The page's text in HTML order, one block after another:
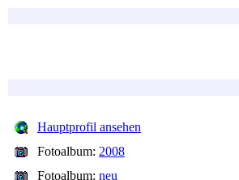
Hauptprofil ansehen
Fotoalbum: 2008
Fotoalbum: neu